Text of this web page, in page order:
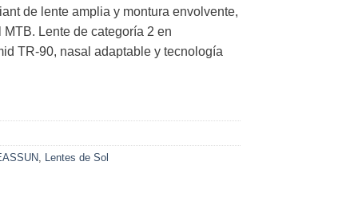
de lente amplia y montura envolvente,
Lente de categoría 2 en
TR-90, nasal adaptable y tecnología
, Lentes de Sol